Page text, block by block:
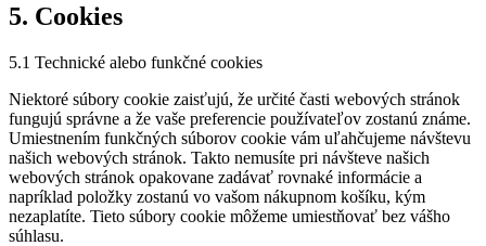
5. Cookies
5.1 Technické alebo funkčné cookies
Niektoré súbory cookie zaisťujú, že určité časti webových stránok
fungujú správne a že vaše preferencie používateľov zostanú známe.
Umiestnením funkčných súborov cookie vám uľahčujeme návštevu
našich webových stránok. Takto nemusíte pri návšteve našich
webových stránok opakovane zadávať rovnaké informácie a
napríklad položky zostanú vo vašom nákupnom košíku, kým
nezaplatíte. Tieto súbory cookie môžeme umiestňovať bez vášho
súhlasu.